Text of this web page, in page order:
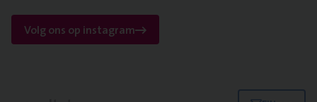
Volg ons op instagram